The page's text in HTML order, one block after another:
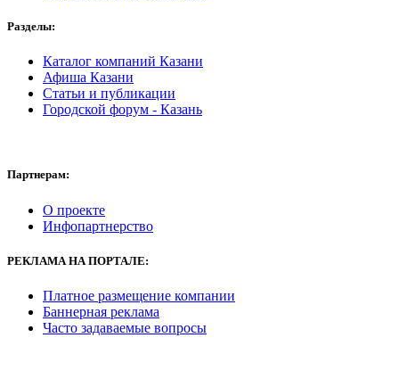
Разделы:
Каталог компаний Казани
Афиша Казани
Статьи и публикации
Городской форум - Казань
Партнерам:
О проекте
Инфопартнерство
РЕКЛАМА НА ПОРТАЛЕ:
Платное размещение компании
Баннерная реклама
Часто задаваемые вопросы